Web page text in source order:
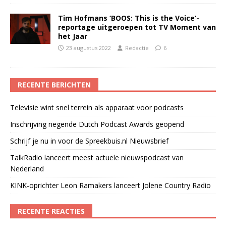
Tim Hofmans ‘BOOS: This is the Voice’-
reportage uitgeroepen tot TV Moment van
het Jaar
23 augustus 2022 Redactie 6
RECENTE BERICHTEN
Televisie wint snel terrein als apparaat voor podcasts
Inschrijving negende Dutch Podcast Awards geopend
Schrijf je nu in voor de Spreekbuis.nl Nieuwsbrief
TalkRadio lanceert meest actuele nieuwspodcast van
Nederland
KINK-oprichter Leon Ramakers lanceert Jolene Country Radio
RECENTE REACTIES